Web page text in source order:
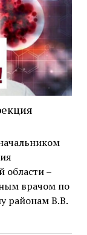
области –
врачом по
районам В.В.